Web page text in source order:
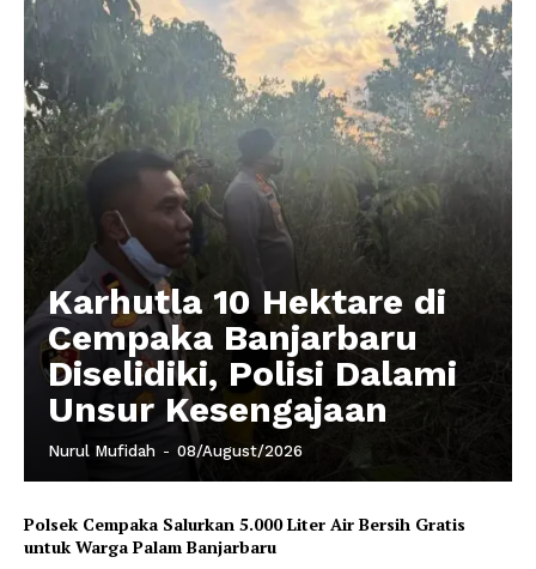
Karhutla 10 Hektare di
Cempaka Banjarbaru
Diselidiki, Polisi Dalami
Unsur Kesengajaan
Nurul Mufidah - 08/August/2026
Polsek Cempaka Salurkan 5.000 Liter Air Bersih Gratis
untuk Warga Palam Banjarbaru